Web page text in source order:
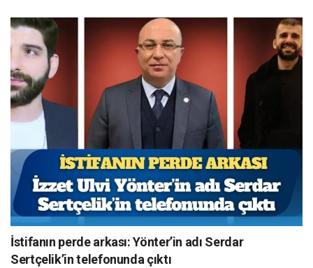
İstifanın perde arkası: Yönter’in adı Serdar
Sertçelik’in telefonunda çıktı